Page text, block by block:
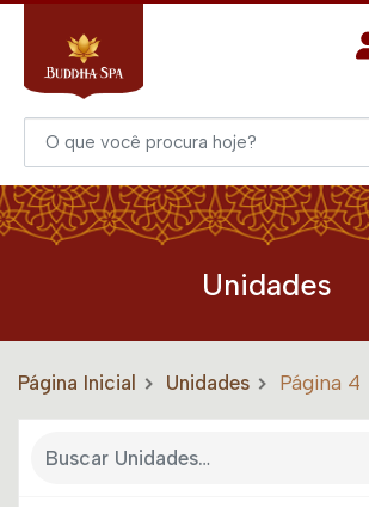
Unidades
Página Inicial Unidades Página 4